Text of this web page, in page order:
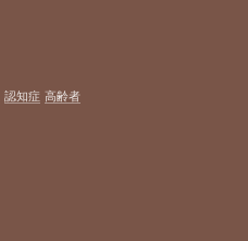
認知症 高齢者